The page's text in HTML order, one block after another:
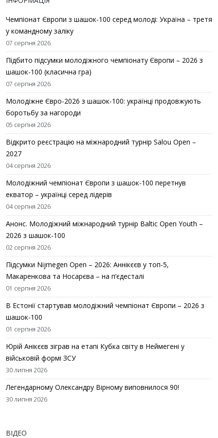
Чемпіонат Європи з шашок-100 серед молоді: Україна – третя
у командному заліку
07 серпня 2026
Підбито підсумки молодіжного чемпіонату Європи – 2026 з
шашок-100 (класична гра)
07 серпня 2026
Молодіжне Євро-2026 з шашок-100: українці продовжують
боротьбу за нагороди
05 серпня 2026
Відкрито реєстрацію на міжнародний турнір Salou Open –
2027
04 серпня 2026
Молодіжний чемпіонат Європи з шашок-100 перетнув
екватор – українці серед лідерів
04 серпня 2026
Анонс. Молодіжний міжнародний турнір Baltic Open Youth –
2026 з шашок-100
02 серпня 2026
Підсумки Nijmegen Open – 2026: Аннікєєв у топ-5,
Макаренкова та Носарєва – на п’єдесталі
01 серпня 2026
В Естонії стартував молодіжний чемпіонат Європи – 2026 з
шашок-100
01 серпня 2026
Юрій Анікєєв зіграв на етапі Кубка світу в Неймегені у
військовій формі ЗСУ
30 липня 2026
Легендарному Олександру Вірному виповнилося 90!
30 липня 2026
ВІДЕО